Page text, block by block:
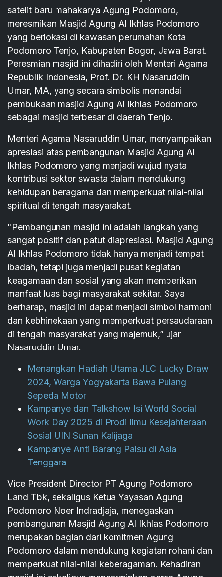
satelit baru mahakarya Agung Podomoro,
meresmikan Masjid Agung Al Ikhlas Podomoro
yang berlokasi di kawasan perumahan Kota
Podomoro Tenjo, Kabupaten Bogor, Jawa Barat.
Peresmian masjid ini dihadiri oleh Menteri Agama
Republik Indonesia, Prof. Dr. KH Nasaruddin
Umar, MA, yang secara simbolis menandai
pembukaan masjid Agung Al Ikhlas Podomoro
sebagai masjid terbesar di daerah Tenjo.
Menteri Agama Nasaruddin Umar, menyampaikan
apresiasi atas pembangunan Masjid Agung Al
Ikhlas Podomoro yang menjadi wujud nyata
kontribusi sektor swasta dalam mendukung
kehidupan beragama dan memperkuat nilai-nilai
spiritual di tengah masyarakat.
"Pembangunan masjid ini adalah langkah yang
sangat positif dan patut diapresiasi. Masjid Agung
Al Ikhlas Podomoro tidak hanya menjadi tempat
ibadah, tetapi juga menjadi pusat kegiatan
keagamaan dan sosial yang akan memberikan
manfaat luas bagi masyarakat sekitar. Saya
berharap, masjid ini dapat menjadi simbol harmoni
dan kebhinekaan yang memperkuat persaudaraan
di tengah masyarakat yang majemuk,” ujar
Nasaruddin Umar.
Menangkan Hadiah Utama JLC Lucky Draw
2024, Warga Yogyakarta Bawa Pulang
Sepeda Motor
Kampanye dan Talkshow Isi World Social
Work Day 2025 di Prodi Ilmu Kesejahteraan
Sosial UIN Sunan Kalijaga
Kampanye Anti Barang Palsu di Asia
Tenggara
Vice President Director PT Agung Podomoro
Land Tbk, sekaligus Ketua Yayasan Agung
Podomoro Noer Indradjaja, menegaskan
pembangunan Masjid Agung Al Ikhlas Podomoro
merupakan bagian dari komitmen Agung
Podomoro dalam mendukung kegiatan rohani dan
memperkuat nilai-nilai keberagaman. Kehadiran